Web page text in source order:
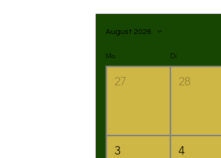
August 2026
Mo Di
27 28
3 4